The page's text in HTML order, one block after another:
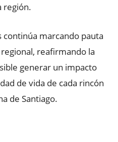
región.
marcando pauta
reafirmando la
generar un impacto
de vida de cada rincón
de Santiago.